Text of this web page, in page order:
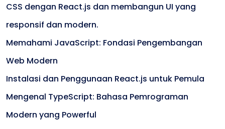
CSS dengan React.js dan membangun UI yang
responsif dan modern.
Memahami JavaScript: Fondasi Pengembangan
Web Modern
Instalasi dan Penggunaan React.js untuk Pemula
Mengenal TypeScript: Bahasa Pemrograman
Modern yang Powerful